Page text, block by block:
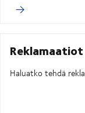
Reklamaatiot
Haluatko tehdä